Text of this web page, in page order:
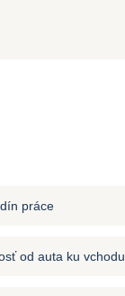
práce
od auta ku vchodu